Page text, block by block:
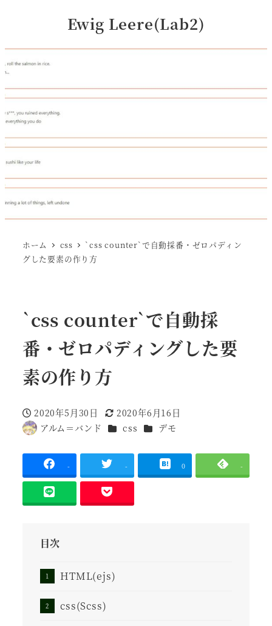
Ewig Leere(Lab2)
ホーム css
`css counter`で自動採番・ゼロパディン
グした要素の作り方
`css counter`で自動採
番・ゼロパディングした要
素の作り方
投稿日
2020年5月30日
更新日
2020年6月16日
著
アルム＝バンド カテゴリー
css カテゴリー
デモ
- - 0 -
目次
HTML(ejs)
css(Scss)